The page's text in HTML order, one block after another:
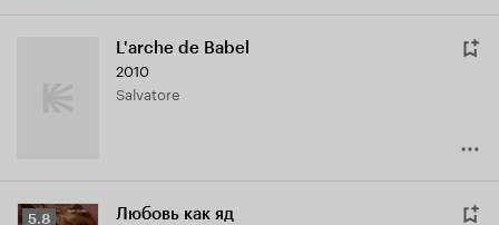
L'arche de Babel
2010
Salvatore
Рейтинг
5.8 Любовь как яд